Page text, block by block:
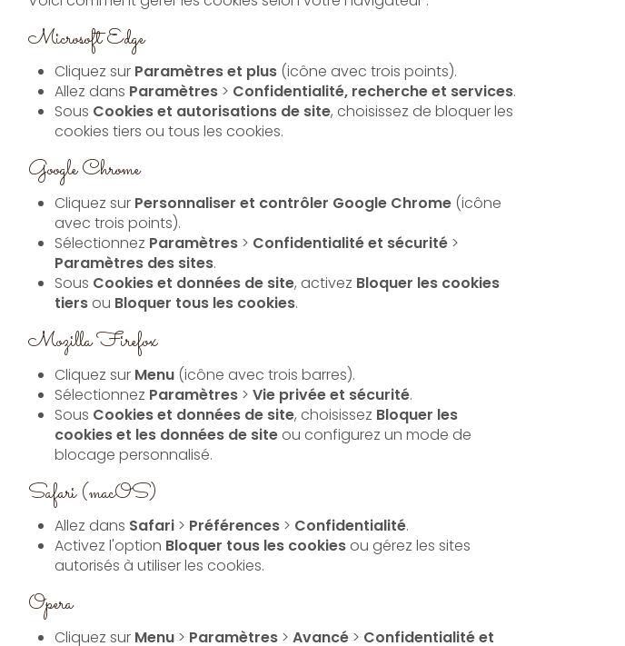
Microsoft Edge
Cliquez sur Paramètres et plus(icône avec trois points).
Allez dans Paramètres> Confidentialité, recherche et services.
Sous Cookies et autorisations de site, choisissez de bloquer les
cookies tiers ou tous les cookies.
Google Chrome
Cliquez sur Personnaliser et contrôler Google Chrome(icône
avec trois points).
Sélectionnez Paramètres> Confidentialité et sécurité>
Paramètres des sites.
Sous Cookies et données de site, activez Bloquer les cookies
tiersou Bloquer tous les cookies.
Mozilla Firefox
Cliquez sur Menu(icône avec trois barres).
Sélectionnez Paramètres> Vie privée et sécurité.
Sous Cookies et données de site, choisissez Bloquer les
cookies et les données de siteou configurez un mode de
blocage personnalisé.
Safari (macOS)
Allez dans Safari> Préférences> Confidentialité.
Activez l'option Bloquer tous les cookiesou gérez les sites
autorisés à utiliser les cookies.
Opera
Cliquez sur Menu> Paramètres> Avancé> Confidentialité et